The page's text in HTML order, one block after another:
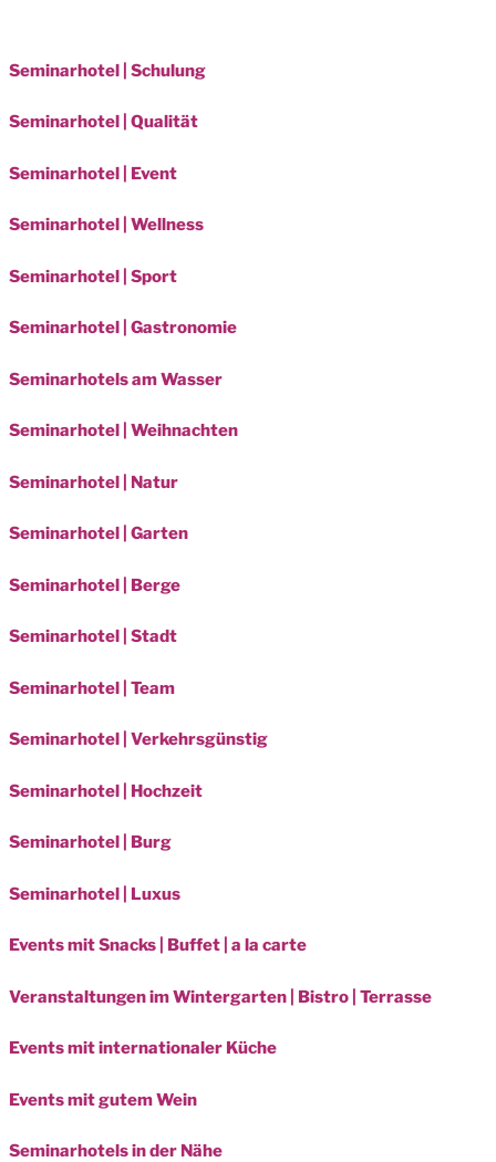
Seminarhotel | Schulung
Seminarhotel | Qualität
Seminarhotel | Event
Seminarhotel | Wellness
Seminarhotel | Sport
Seminarhotel | Gastronomie
Seminarhotels am Wasser
Seminarhotel | Weihnachten
Seminarhotel | Natur
Seminarhotel | Garten
Seminarhotel | Berge
Seminarhotel | Stadt
Seminarhotel | Team
Seminarhotel | Verkehrsgünstig
Seminarhotel | Hochzeit
Seminarhotel | Burg
Seminarhotel | Luxus
Events mit Snacks | Buffet | a la carte
Veranstaltungen im Wintergarten | Bistro | Terrasse
Events mit internationaler Küche
Events mit gutem Wein
Seminarhotels in der Nähe